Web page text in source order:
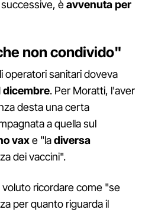
èavvenuta per
non condivido"
operatori sanitari doveva
dicembre. Per Moratti, l'aver
desta una certa
a quella sul
vaxe "ladiversa
dei vaccini".
voluto ricordare come "se
per quanto riguarda il